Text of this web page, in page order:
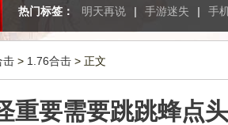
热门标签： 明天再说 | 手游迷失 | 手
击 > 1.76合击 > 正文
重要需要跳跳蜂点